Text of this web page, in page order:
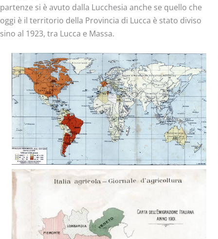
partenze si è avuto dalla Lucchesia anche se quello che
oggi è il territorio della Provincia di Lucca è stato diviso
sino al 1923, tra Lucca e Massa.